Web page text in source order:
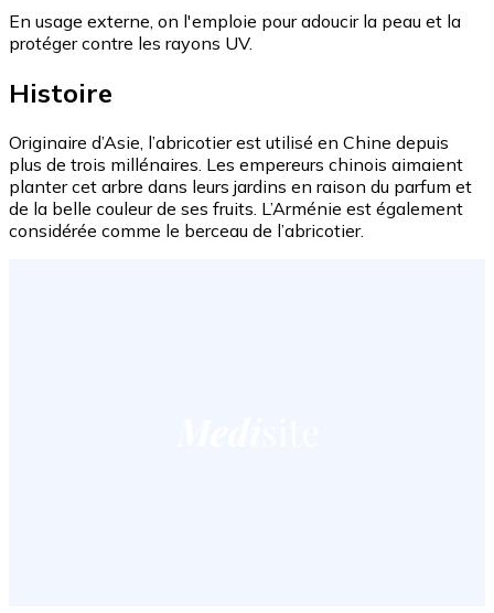
En usage externe, on l'emploie pour adoucir la peau et la
protéger contre les rayons UV.
Histoire
Originaire d’Asie, l’abricotier est utilisé en Chine depuis
plus de trois millénaires. Les empereurs chinois aimaient
planter cet arbre dans leurs jardins en raison du parfum et
de la belle couleur de ses fruits. L’Arménie est également
considérée comme le berceau de l’abricotier.